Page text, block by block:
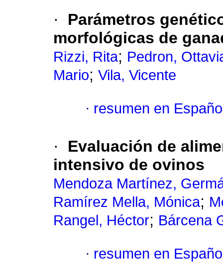
·
Parámetros
morfológicas de
Rizzi, Rita; Pedron,
Mario; Vila, Vicente
· resumen en
·
Evaluación de
intensivo de ovinos
Mendoza Martínez,
Ramírez Mella, Mónica;
Rangel, Héctor; Bárcena
· resumen en